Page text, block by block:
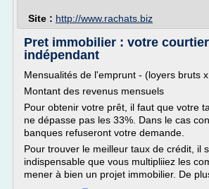
Site : http://www.rachats.biz
Pret immobilier : votre
indépendant
Mensualités de l'emprunt - (loyers bruts
Montant des revenus mensuels
Pour obtenir votre prêt, il faut que votre
ne dépasse pas les 33%. Dans le cas
banques refuseront votre demande.
Pour trouver le meilleur taux de crédit, il
indispensable que vous multipliiez les
mener à bien un projet immobilier. De